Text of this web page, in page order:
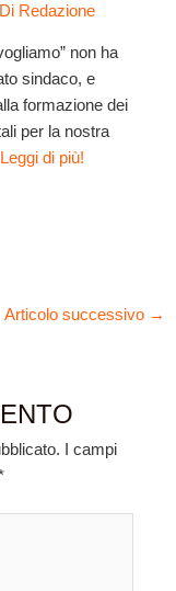
Redazione
non ha
sindaco, e
formazione dei
per la nostra
Leggi di più!
Articolo successivo →
I campi